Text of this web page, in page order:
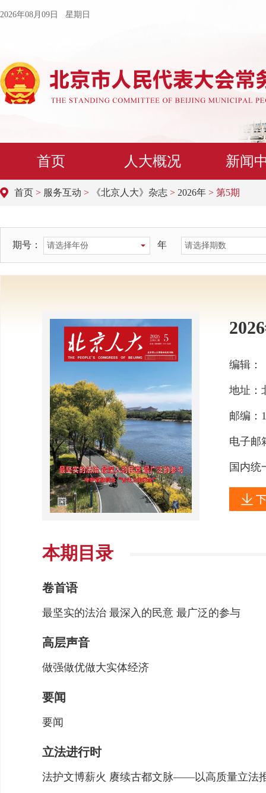
2026年08月09日 星期日
首页 人大概况 新闻
首页 > 服务互动 > 《北京人大》杂志 > 2026年 > 第5期
期号： 年
编辑：
地址：
邮编：
电子邮
国内统
本期目录
卷首语
最坚实的法治 最深入的民意 最广泛的参与
高层声音
​做强做优做大实体经济
要闻
要闻
立法进行时
法护文博薪火 赓续古都文脉——以高质量立法